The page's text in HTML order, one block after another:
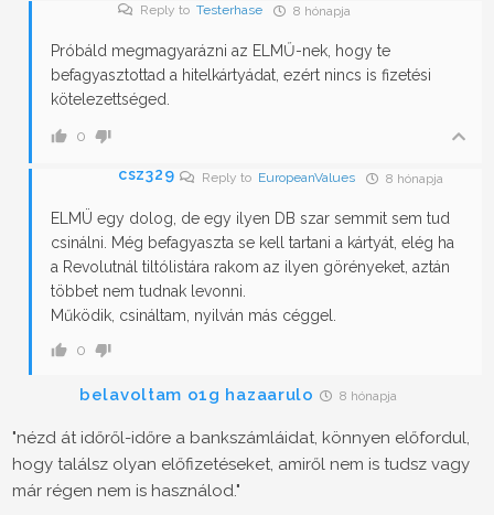
Reply to Testerhase 8 hónapja
Próbáld megmagyarázni az ELMŰ-nek, hogy te
befagyasztottad a hitelkártyádat, ezért nincs is fizetési
kötelezettséged.
0
csz329 Reply to EuropeanValues 8 hónapja
ELMÜ egy dolog, de egy ilyen DB szar semmit sem tud
csinálni. Még befagyaszta se kell tartani a kártyát, elég ha
a Revolutnál tiltólistára rakom az ilyen görényeket, aztán
többet nem tudnak levonni.
Működik, csináltam, nyilván más céggel.
0
belavoltam o1g hazaarulo 8 hónapja
"nézd át időről-időre a bankszámláidat, könnyen előfordul,
hogy találsz olyan előfizetéseket, amiről nem is tudsz vagy
már régen nem is használod."